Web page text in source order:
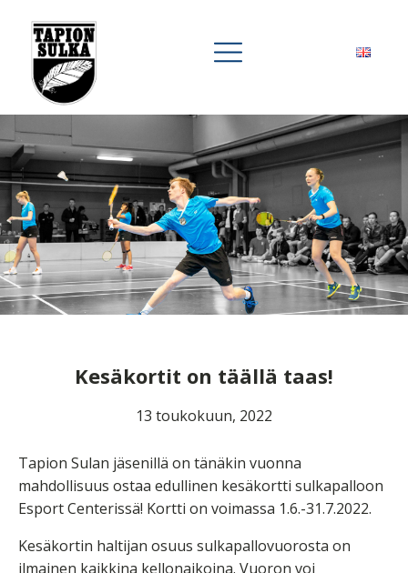
Kesäkortit on täällä taas!
13 toukokuun, 2022
Tapion Sulan jäsenillä on tänäkin vuonna
mahdollisuus ostaa edullinen kesäkortti sulkapalloon
Esport Centerissä! Kortti on voimassa 1.6.-31.7.2022.
Kesäkortin haltijan osuus sulkapallovuorosta on
ilmainen kaikkina kellonaikoina. Vuoron voi